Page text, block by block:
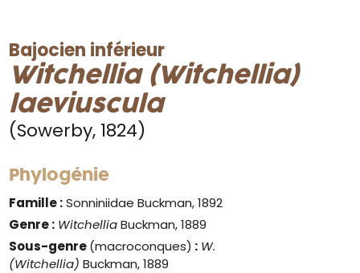
Bajocien inférieur
Witchellia (Witchellia)
laeviuscula
(Sowerby, 1824)
Phylogénie
Famille :Sonniniidae Buckman, 1892
Genre : WitchelliaBuckman, 1889
Sous-genre(macroconques) : W.
(Witchellia) Buckman, 1889